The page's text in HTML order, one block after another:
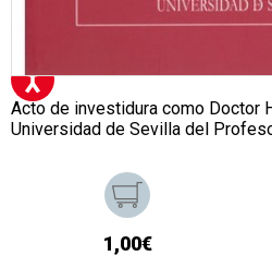
Acto de investidura como Doctor
Universidad de Sevilla del
1,00€